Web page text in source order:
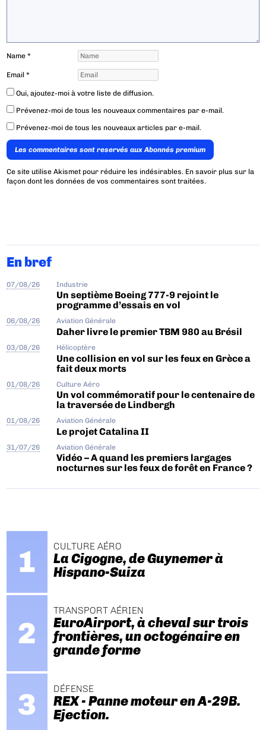
Name*
Email*
Oui, ajoutez-moi à votre liste de diffusion.
Prévenez-moi de tous les nouveaux commentaires par e-mail.
Prévenez-moi de tous les nouveaux articles par e-mail.
Les commentaires sont reservés aux Abonnés premium
Ce site utilise Akismet pour réduire les indésirables. En savoir plus sur la
façon dont les données de vos commentaires sont traitées.
En bref
07/08/26 Industrie
Un septième Boeing 777-9 rejoint le
programme d’essais en vol
06/08/26 Aviation Générale
Daher livre le premier TBM 980 au Brésil
03/08/26 Hélicoptère
Une collision en vol sur les feux en Grèce a
fait deux morts
01/08/26 Culture Aéro
Un vol commémoratif pour le centenaire de
la traversée de Lindbergh
01/08/26 Aviation Générale
Le projet Catalina II
31/07/26 Aviation Générale
Vidéo – A quand les premiers largages
nocturnes sur les feux de forêt en France ?
CULTURE AÉRO
La Cigogne, de Guynemer à
Hispano-Suiza
TRANSPORT AÉRIEN
EuroAirport, à cheval sur trois
frontières, un octogénaire en
grande forme
DÉFENSE
REX - Panne moteur en A-29B.
Ejection.